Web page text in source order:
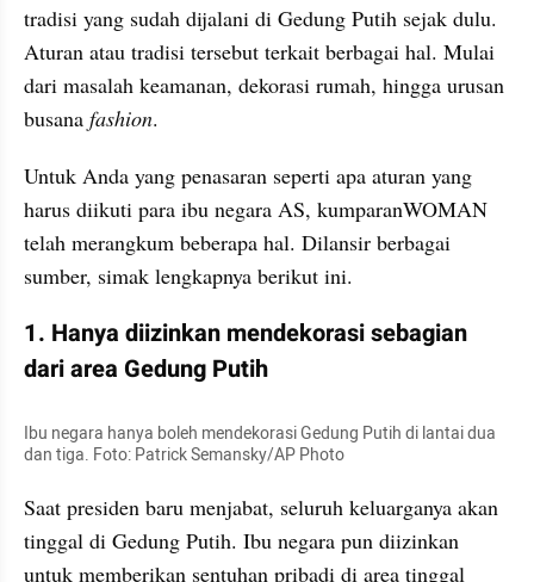
tradisi yang sudah dijalani di Gedung Putih sejak dulu.
Aturan atau tradisi tersebut terkait berbagai hal. Mulai
dari masalah keamanan, dekorasi rumah, hingga urusan
busana fashion.
Untuk Anda yang penasaran seperti apa aturan yang
harus diikuti para ibu negara AS, kumparanWOMAN
telah merangkum beberapa hal. Dilansir berbagai
sumber, simak lengkapnya berikut ini.
1. Hanya diizinkan mendekorasi sebagian
dari area Gedung Putih
Ibu negara hanya boleh mendekorasi Gedung Putih di lantai dua
dan tiga. Foto: Patrick Semansky/AP Photo
Saat presiden baru menjabat, seluruh keluarganya akan
tinggal di Gedung Putih. Ibu negara pun diizinkan
untuk memberikan sentuhan pribadi di area tinggal